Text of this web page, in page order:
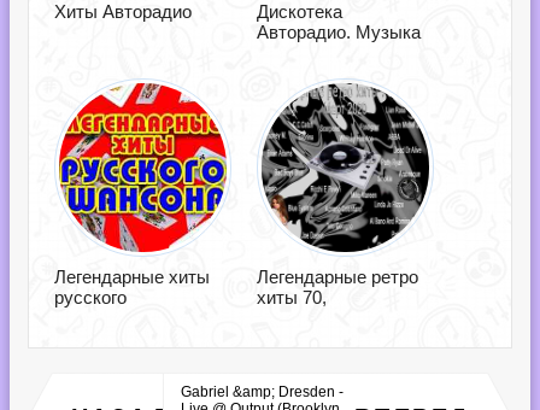
Хиты Авторадио
Дискотека
Авторадио. Музыка
Легендарные хиты
русского
Легендарные ретро
хиты 70,
Gabriel &amp; Dresden -